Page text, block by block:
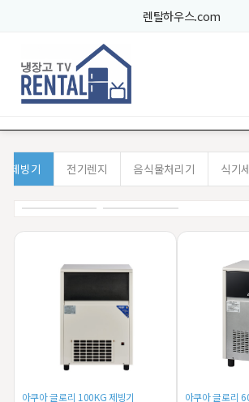
렌탈하우스.com
제빙기 전기렌지 음식물처리기 식기
아쿠아 글로리 100KG 제빙기 아쿠아 글로리